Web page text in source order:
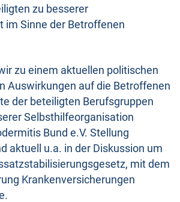
zu besserer
im Sinne der Betroffenen
zu einem aktuellen politischen
Auswirkungen auf die Betroffenen
der beteiligten Berufsgruppen
Selbsthilfeorganisation
Bund e.V. Stellung
aktuell u.a. in der Diskussion um
mit dem
Krankenversicherungen